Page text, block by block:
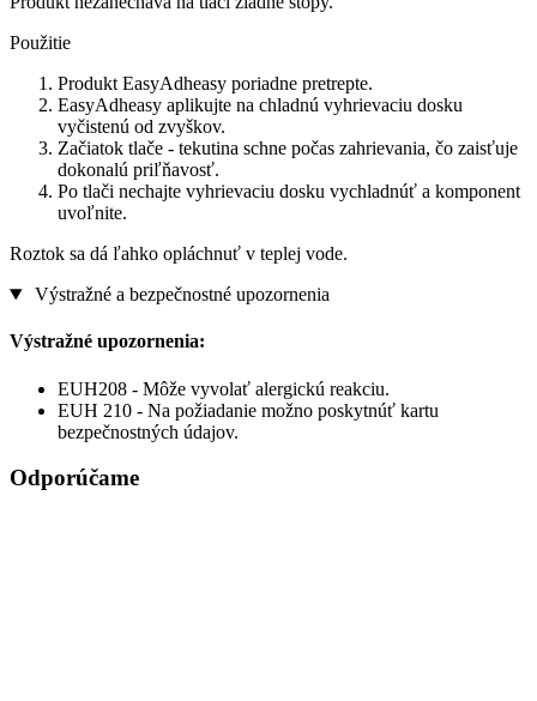
Použitie
Produkt EasyAdheasy poriadne pretrepte.
EasyAdheasy aplikujte na chladnú vyhrievaciu dosku
vyčistenú od zvyškov.
Začiatok tlače - tekutina schne počas zahrievania, čo zaisťuje
dokonalú priľňavosť.
Po tlači nechajte vyhrievaciu dosku vychladnúť a komponent
uvoľnite.
Roztok sa dá ľahko opláchnuť v teplej vode.
Výstražné a bezpečnostné upozornenia
Výstražné upozornenia:
EUH208 - Môže vyvolať alergickú reakciu.
EUH 210 - Na požiadanie možno poskytnúť kartu
bezpečnostných údajov.
Odporúčame